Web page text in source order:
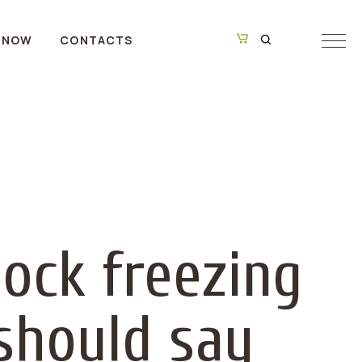
CONTACTS
freezing
say